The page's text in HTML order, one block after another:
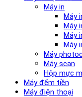
Máy in
Máy
Máy
Máy
Máy
Máy
Máy scan
Hộp mực
Máy đếm tiền
Máy điện thoại